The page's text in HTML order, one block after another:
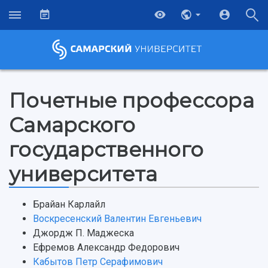
НАЗАД
Почетные профессора
Самарского
государственного
университета
Брайан Карлайл
Воскресенский Валентин Евгеньевич
Джордж П. Маджеска
Ефремов Александр Федорович
Кабытов Петр Серафимович